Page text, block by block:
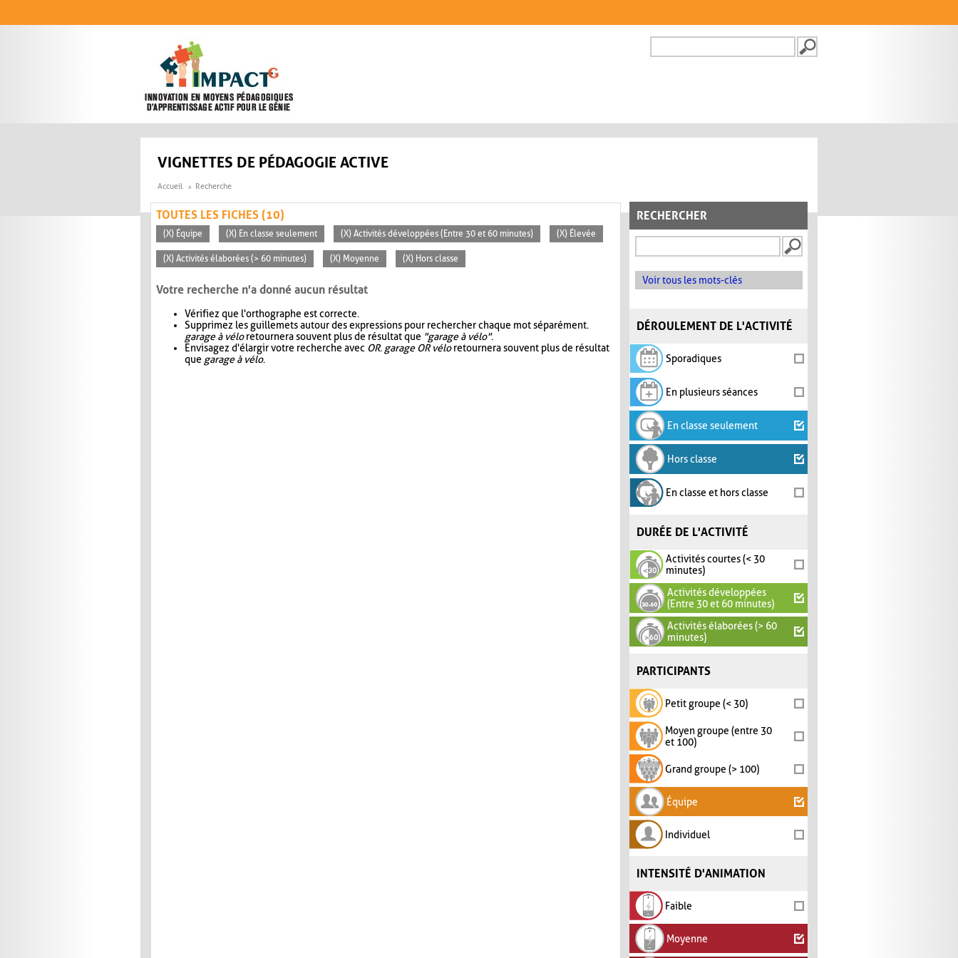
FORMULAIRE DE
VIGNETTES DE PÉDAGOGIE ACTIVE
Accueil Recherche
RECHERCHER
Voir tous les mots-clés
DÉROULEMENT DE L'ACTIVITÉ
Sporadiques
En plusieurs séances
En classe seulement
Hors classe
En classe et hors classe
DURÉE DE L'ACTIVITÉ
Activités courtes (< 30
minutes)
Activités développées
(Entre 30 et 60 minutes)
Activités élaborées (> 60
minutes)
PARTICIPANTS
Petit groupe (< 30)
Moyen groupe (entre 30
et 100)
Grand groupe (> 100)
Équipe
Individuel
INTENSITÉ D'ANIMATION
Faible
Moyenne
TOUTES LES FICHES (10)
(X) Équipe (X) En classe seulement (X) Activités développées (Entre 30 et 60 minutes) (X) Élevée
(X) Activités élaborées (> 60 minutes) (X) Moyenne (X) Hors classe
Votre recherche n'a donné aucun résultat
Vérifiez que l'orthographe est correcte.
Supprimez les guillemets autour des expressions pour rechercher chaque mot séparément.
garage à véloretournera souvent plus de résultat que "garage à vélo".
Envisagez d'élargir votre recherche avec OR. garage OR véloretournera souvent plus de résultat
que garage à vélo.